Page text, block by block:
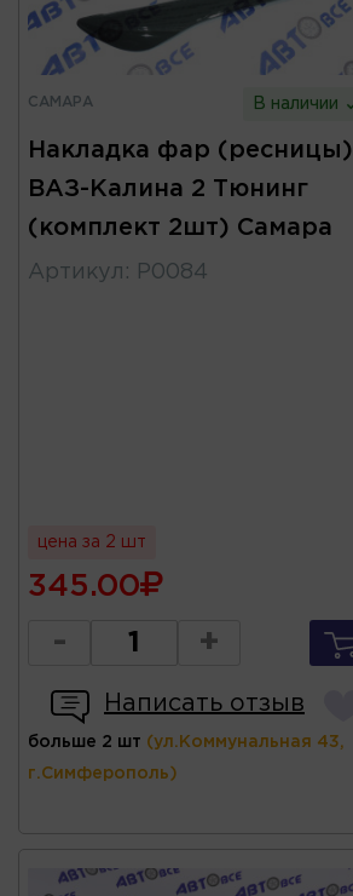
САМАРА В наличии
Накладка фар (ресницы)
ВАЗ-Калина 2 Тюнинг
(комплект 2шт) Самара
Артикул : Р0084
цена за 2 шт
345.00
- +
Написать отзыв
больше 2 шт (ул.Коммунальная 43,
г.Симферополь)